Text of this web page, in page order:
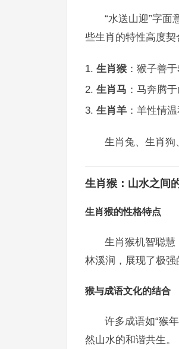
“水送山迎”字
些生肖的特性高度契
生肖猴 ：猴子善
生肖马 ：马奔腾
生肖羊 ：羊性情
生肖兔、生肖狗
生肖猴：山水之间
生肖猴的性格特点
生肖猴机智聪慧
林溪涧，展现了极强
猴与成语文化的结合
许多成语如“猴
然山水的和谐共生。